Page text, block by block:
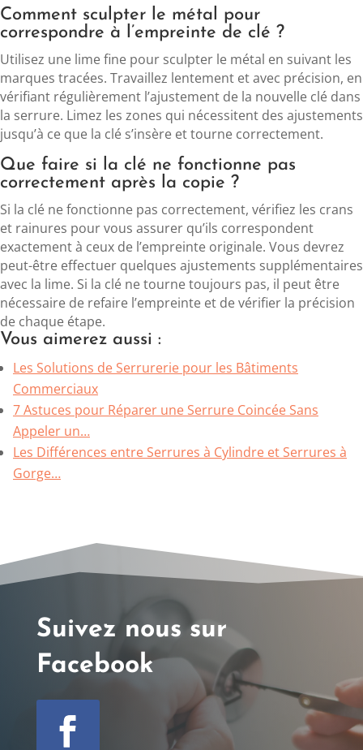
Comment sculpter le métal pour
correspondre à l’empreinte de clé ?
Utilisez une lime fine pour sculpter le métal en suivant les
marques tracées. Travaillez lentement et avec précision, en
vérifiant régulièrement l’ajustement de la nouvelle clé dans
la serrure. Limez les zones qui nécessitent des ajustements
jusqu’à ce que la clé s’insère et tourne correctement.
Que faire si la clé ne fonctionne pas
correctement après la copie ?
Si la clé ne fonctionne pas correctement, vérifiez les crans
et rainures pour vous assurer qu’ils correspondent
exactement à ceux de l’empreinte originale. Vous devrez
peut-être effectuer quelques ajustements supplémentaires
avec la lime. Si la clé ne tourne toujours pas, il peut être
nécessaire de refaire l’empreinte et de vérifier la précision
de chaque étape.
Vous aimerez aussi :
Les Solutions de Serrurerie pour les Bâtiments
Commerciaux
7 Astuces pour Réparer une Serrure Coincée Sans
Appeler un…
Les Différences entre Serrures à Cylindre et Serrures à
Gorge…
Suivez nous sur
Facebook